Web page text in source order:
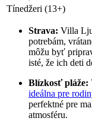
Tínedžeri (13+)
Strava: Villa
potrebám,
môžu byť
isté, že ich deti
Blízkosť pláže:
ideálna pre
perfektné pre
atmosféru.